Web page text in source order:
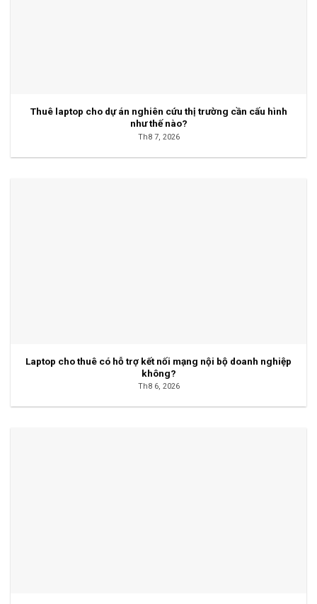
Thuê laptop cho dự án nghiên cứu thị trường cần cấu hình
như thế nào?
Th8 7, 2026
Laptop cho thuê có hỗ trợ kết nối mạng nội bộ doanh nghiệp
không?
Th8 6, 2026